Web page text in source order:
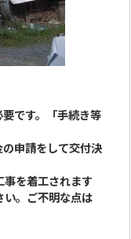
です。「手続き等
申請をして交付決
を着工されます
い。ご不明な点は